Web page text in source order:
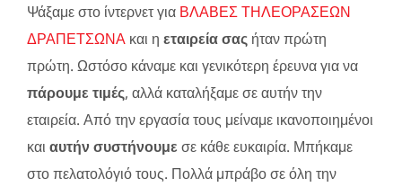
Ψάξαμε στο ίντερνετ για ΒΛΑΒΕΣ ΤΗΛΕΟΡΑΣΕΩΝ
ΔΡΑΠΕΤΣΩΝΑ και η εταιρεία σας ήταν πρώτη
πρώτη. Ωστόσο κάναμε και γενικότερη έρευνα για να
πάρουμε τιμές, αλλά καταλήξαμε σε αυτήν την
εταιρεία. Από την εργασία τους μείναμε ικανοποιημένοι
και αυτήν συστήνουμε σε κάθε ευκαιρία. Μπήκαμε
στο πελατολόγιό τους. Πολλά μπράβο σε όλη την